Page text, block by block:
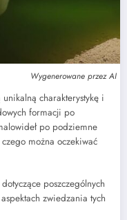
Wygenerowane przez AI
charakterystykę i
formacji po
po podziemne
można oczekiwać
poszczególnych
zwiedzania tych